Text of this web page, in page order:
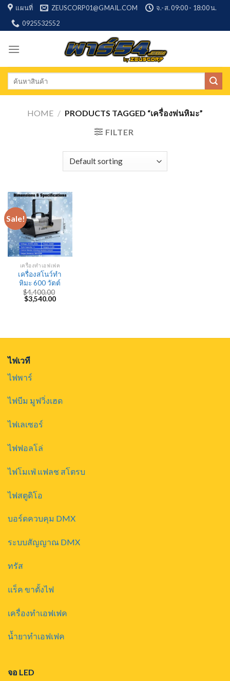
Skip
content
แผนที่ ZEUSCORP01@GMAIL.COM
จ.-ส. 09:00 - 18:00 น.
0925532552
Search
HOME / PRODUCTS TAGGED “เครื่องพ่นหิมะ”
FILTER
Sale!
เครื่องทำเอฟเฟค
เครื่องสโนว์ทำ
หิมะ 600 วัตต์
$4,400.00
Original
price
$3,540.00Current
ไฟเวที
ไฟพาร์
ไฟบีม มูฟวิ่งเฮด
ไฟเลเซอร์
ไฟฟอลโล่
ไฟโมเฟ่ แฟลช สโตรบ
ไฟสตูดิโอ
บอร์ดควบคุม DMX
ระบบสัญญาณ DMX
ทรัส
แร็ค ขาตั้งไฟ
เครื่องทำเอฟเฟค
น้ำยาทำเอฟเฟค
จอ LED